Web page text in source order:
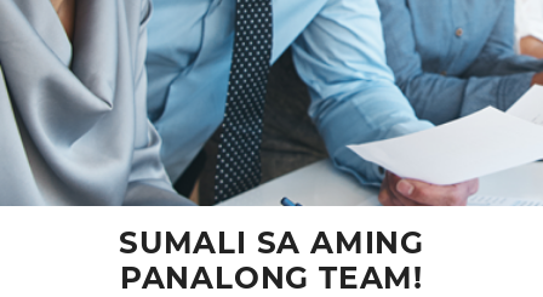
SUMALI SA AMING
PANALONG TEAM!